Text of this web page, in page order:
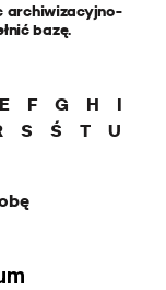
archiwizacyjno-
bazę.
E F G H
I
S Ś T
U